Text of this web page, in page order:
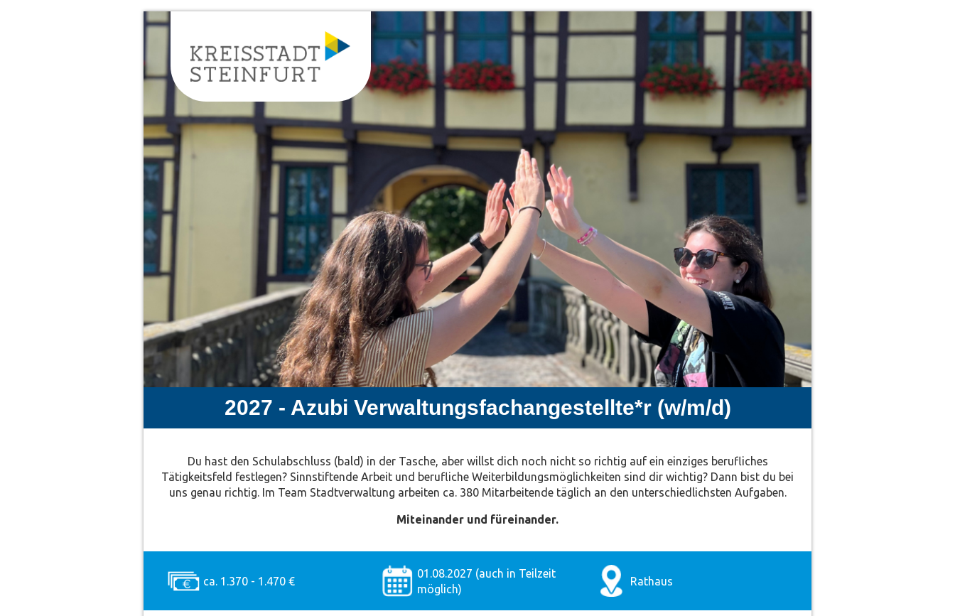
2027 - Azubi Verwaltungsfachangestellte*r (w/m/d)
Du hast den Schulabschluss (bald) in der Tasche, aber willst dich noch nicht so richtig auf ein einziges berufliches
Tätigkeitsfeld festlegen? Sinnstiftende Arbeit und berufliche Weiterbildungsmöglichkeiten sind dir wichtig? Dann bist du bei
uns genau richtig. Im Team Stadtverwaltung arbeiten ca. 380 Mitarbeitende täglich an den unterschiedlichsten Aufgaben.
Miteinander und füreinander.
ca. 1.370 - 1.470 €
01.08.2027 (auch in Teilzeit
möglich)
Rathaus